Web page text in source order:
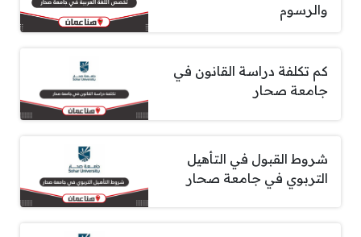
والرسوم
كم تكلفة دراسة القانون في
جامعة صحار
شروط القبول في التأهيل
التربوي في جامعة صحار